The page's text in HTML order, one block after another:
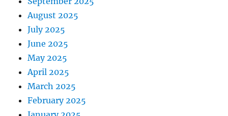
August 2025
July 2025
June 2025
May 2025
April 2025
March 2025
February 2025